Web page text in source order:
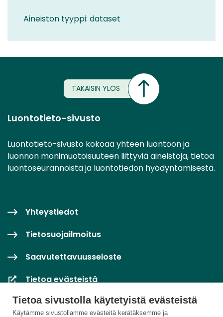
Tietoa sivustolla käytetyistä evästeistä
Käytämme sivustollamme evästeitä kerätäksemme ja
Aineiston tyyppi: dataset
TAKAISIN YLÖS
Luontotieto-sivusto
Luontotieto-sivusto kokoaa yhteen luontoon ja
luonnon monimuotoisuuteen liittyviä aineistoja, tietoa
luontoseurannoista ja luontotiedon hyödyntämisestä.
Yhteystiedot
Tietosuojailmoitus
Saavutettavuusseloste
Tietoa evästeistä
Evästeasetukset